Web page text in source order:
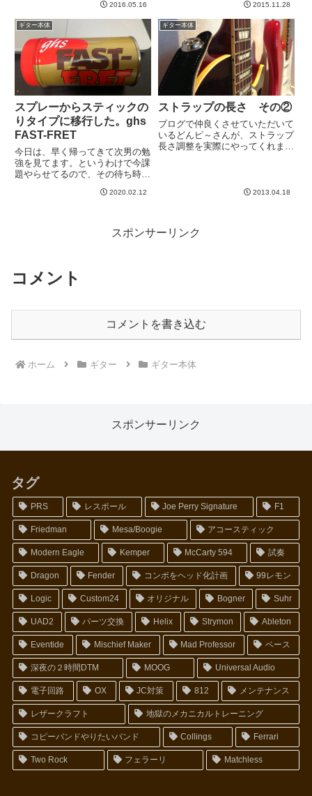
Stockの元となった”Guitar of the
Month”というシリーズを改めて
出すよとNAMMで発表されてい...
2016.05.16
トラップをすべてのギターで使い
まわせるし、取り外しも簡単。若
干出っ張ってるのがルックス面
2015.11.28
ギター本体
スプレーからスティックの
りタイプに移行した。ghs
FAST-FRET
今日は、早く帰ってきて次男の勉
強を見てます。というわけで今課
題やらせてるので、その待ち時間
すが、フィンガーイースをやめて
すね。今後、こっちに完全移行
2020.02.12
ギター本体
ストラップの長さ その②
ブログで仲良くさせていただいて
いるどんピ～さんが、ストラップ
長さ調整を実際にやってくれまし
だ。写真撮ったときに、ベルトの
2013.04.18
スポンサーリンク
コメント
コメントを書き込む
ホーム ギター ギター本体
スポンサーリンク
タグ
PRS レスポール Joe Perry Signature F1
Friedman Mesa/Boogie アコースティック
Modern Eagle Kemper McCarty 594 試奏
Dragon Fender コンボをヘッド化計画 99レモン
Logic Custom24 オリジナル Bogner Suhr
UAD2 パーツ交換 Helix Strymon Ableton
Eventide Mischief Maker Mad Professor ベース
深夜の２時間DTM MOOG Universal Audio
電子回路 OX JC対策 812 メンテナンス
レザークラフト 地獄のメカニカルトレーニング
コピーバンドやりたいバンド Collings Ferrari
Two Rock フェラーリ Matchless